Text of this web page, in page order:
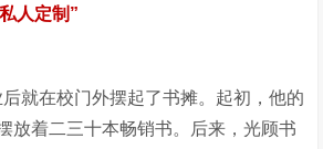
人定制”
就在校门外摆起了书摊。起初，他的
放着二三十本畅销书。后来，光顾书